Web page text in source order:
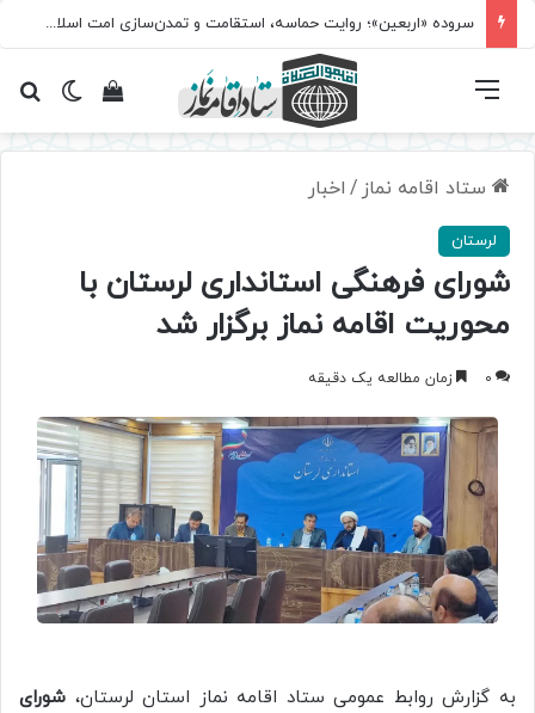
سروده‌ «اربعین»؛ روایت حماسه، استقامت و تمدن‌سازی امت اسلامی
تغییرمشاهده فهرست
ستاد اقامه نماز / اخبار
لرستان
شورای فرهنگی استانداری لرستان با
محوریت اقامه نماز برگزار شد
0 زمان مطالعه یک دقیقه
به گزارش روابط عمومی ستاد اقامه نماز استان لرستان، شورای